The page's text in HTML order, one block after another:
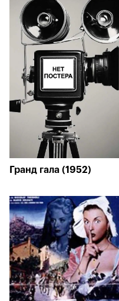
Гранд гала (1952)